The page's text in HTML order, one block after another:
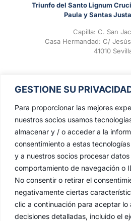
GESTIONE SU
Para proporcionar las mejores
nuestros socios usamos
almacenar y / o acceder a la
consentimiento a estas
y a nuestros socios procesar
comportamiento de navegación o
No consentir o retirar el
negativamente ciertas
clic a continuación para aceptar lo
decisiones detalladas, incluido el
Triunfo del Santo Lignum
Paula y Santas
Capilla: C. San
Casa Hermandad: C/
41010